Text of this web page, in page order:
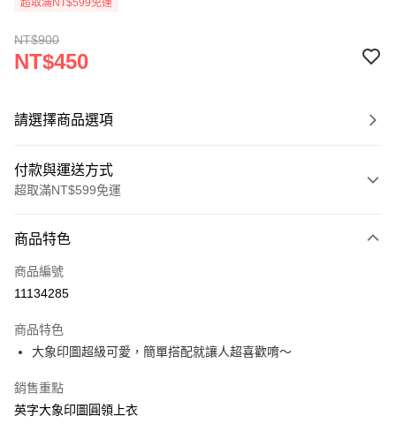
超取滿NT$599免運
NT$900
NT$450
請選擇商品選項
付款與運送方式
超取滿NT$599免運
信用卡一次付款
信用卡分期付款
合作金庫商業銀行
華南商業銀行
彰化商業銀行
國泰世華商業銀行
臺灣中小企業銀行
超商取貨付款
Google Pay
商品特色
商品編號
11134285
商品特色
大象印圖超級可愛，簡單搭配就讓人超喜歡唷～
銷售重點
英字大象印圖圓領上衣